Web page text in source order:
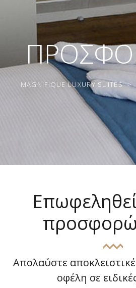
MAGNIFIQUE LUXURY SUITES >
Απολαύστε
οφέλη σε